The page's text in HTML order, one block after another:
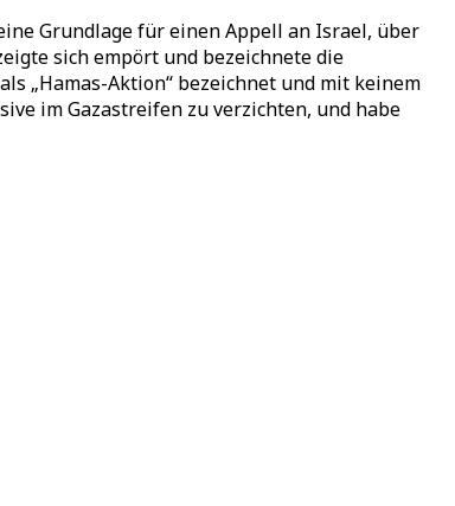
Grundlage für einen Appell an Israel, über
sich empört und bezeichnete die
„Hamas-Aktion“ bezeichnet und mit keinem
im Gazastreifen zu verzichten, und habe